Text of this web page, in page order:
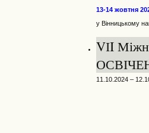
13-14 жовтня
у Вінницькому
VІI
11.10.2024 –